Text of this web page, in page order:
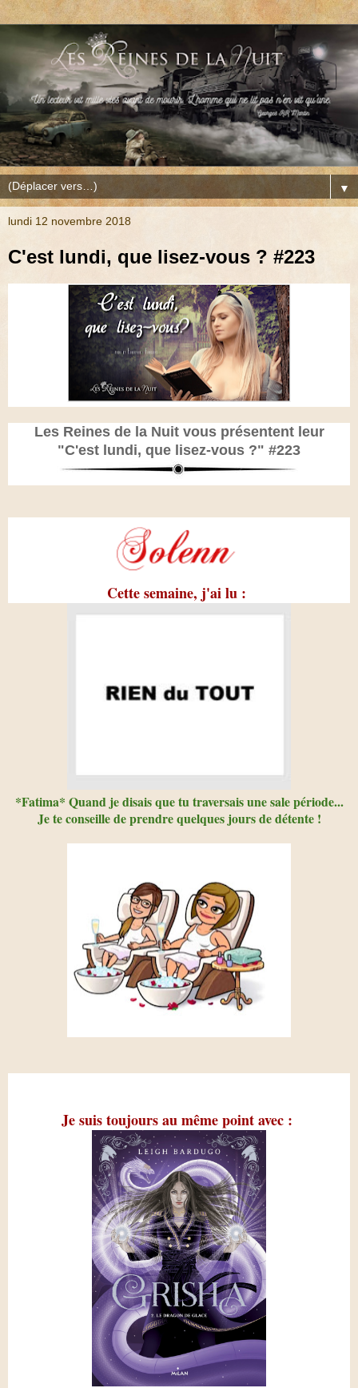
▼
lundi 12 novembre 2018
C'est lundi, que lisez-vous ? #223
Les Reines de la Nuit vous présentent leur
"C'est lundi, que lisez-vous ?" #223
Cette semaine, j'ai lu :
*Fatima* Quand je disais que tu traversais une sale période...
Je te conseille de prendre quelques jours de détente !
Je suis toujours au même point avec :